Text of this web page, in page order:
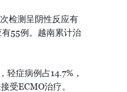
检测呈阴性反应有
55例。越南累计治
轻症病例占14.7%，
受ECMO治疗。